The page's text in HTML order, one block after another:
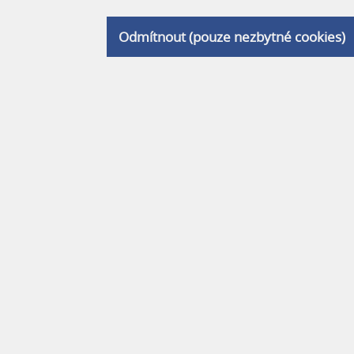
Odmítnout (pouze nezbytné cookies)